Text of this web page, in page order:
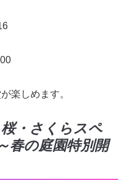
楽しめます。
・さくらスペ
春の庭園特別開